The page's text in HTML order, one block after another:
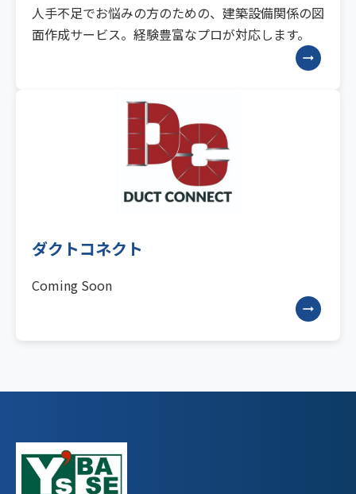
人手不足でお悩みの方のための、建築設備関係の図
面作成サービス。経験豊富なプロが対応します。
arrow_right_alt
ダクトコネクト
Coming Soon
arrow_right_alt